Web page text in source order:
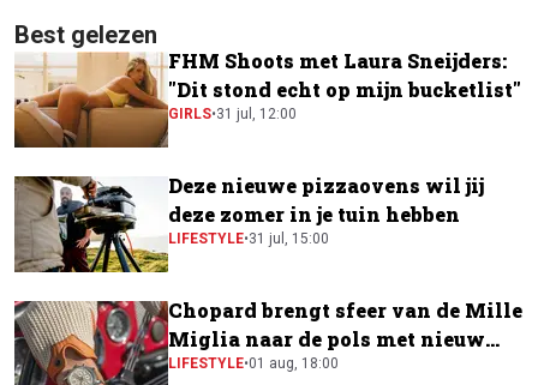
Best gelezen
FHM Shoots met Laura Sneijders:
"Dit stond echt op mijn bucketlist"
GIRLS•31 jul, 12:00
Deze nieuwe pizzaovens wil jij
deze zomer in je tuin hebben
LIFESTYLE•31 jul, 15:00
Chopard brengt sfeer van de Mille
Miglia naar de pols met nieuw
horloge
LIFESTYLE•01 aug, 18:00